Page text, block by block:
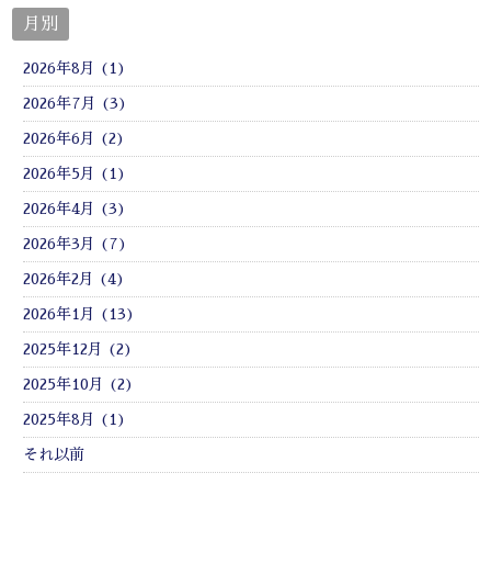
月別
2026年8月 (1)
2026年7月 (3)
2026年6月 (2)
2026年5月 (1)
2026年4月 (3)
2026年3月 (7)
2026年2月 (4)
2026年1月 (13)
2025年12月 (2)
2025年10月 (2)
2025年8月 (1)
それ以前